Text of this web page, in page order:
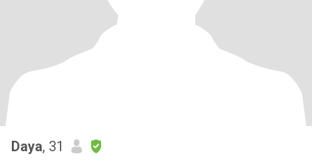
Daya, 31